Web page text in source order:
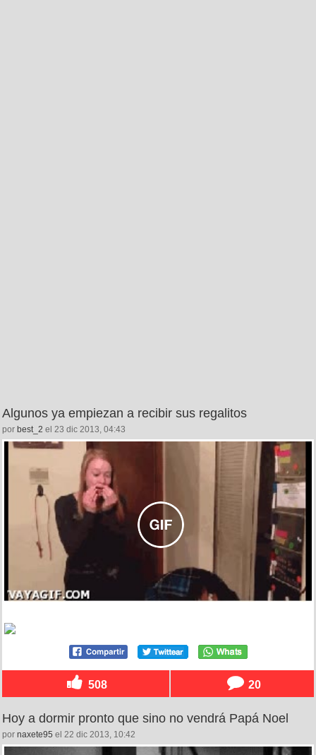
Algunos ya empiezan a recibir sus regalitos
por best_2 el 23 dic 2013, 04:43
508 20
Hoy a dormir pronto que sino no vendrá Papá Noel
por naxete95 el 22 dic 2013, 10:42